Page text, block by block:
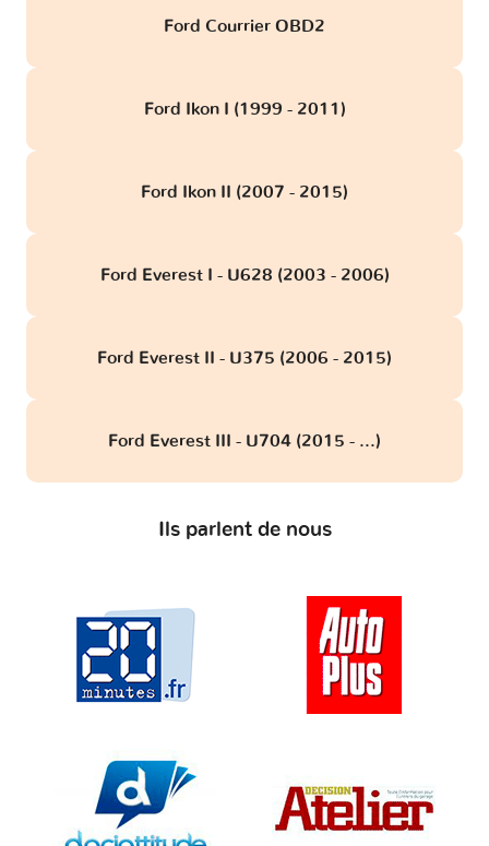
Ford Courrier OBD2
Ford Ikon I (1999 - 2011)
Ford Ikon II (2007 - 2015)
Ford Everest I - U628 (2003 - 2006)
Ford Everest II - U375 (2006 - 2015)
Ford Everest III - U704 (2015 - ...)
Ils parlent de nous